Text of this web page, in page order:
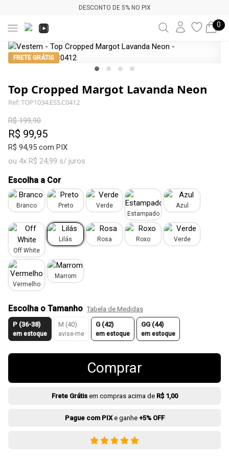
DESCONTO DE 5% NO PIX
0
FRETE GRÁTIS
Top Cropped Margot Lavanda Neon
Ref: TOP1034.ESS.C0412
R$ 199,90
R$ 99,95
R$ 94,95 com PIX
ou 4x R$ 24,99 s/ juros
Escolha a Cor
Branco Preto
Verde
Estampado
Azul
Off White
Lilás Rosa Roxo Verde
Vermelho
Marrom
Escolha o Tamanho Tabela de Medidas
P (36-38)
em estoque
M (40)
avise-me
G (42)
em estoque
GG (44)
em estoque
Comprar
Frete Grátisem compras acima de R$ 1,00
Pague com PIXe ganhe +5% OFF